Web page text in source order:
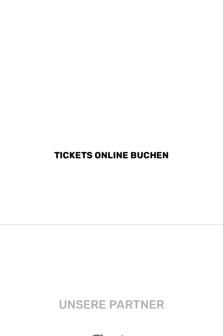
TICKETS ONLINE BUCHEN
UNSERE PARTNER